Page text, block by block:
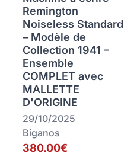
Remington
Noiseless Standard
– Modèle de
Collection 1941 –
Ensemble
COMPLET avec
MALLETTE
D'ORIGINE
29/10/2025
Biganos
380.00€